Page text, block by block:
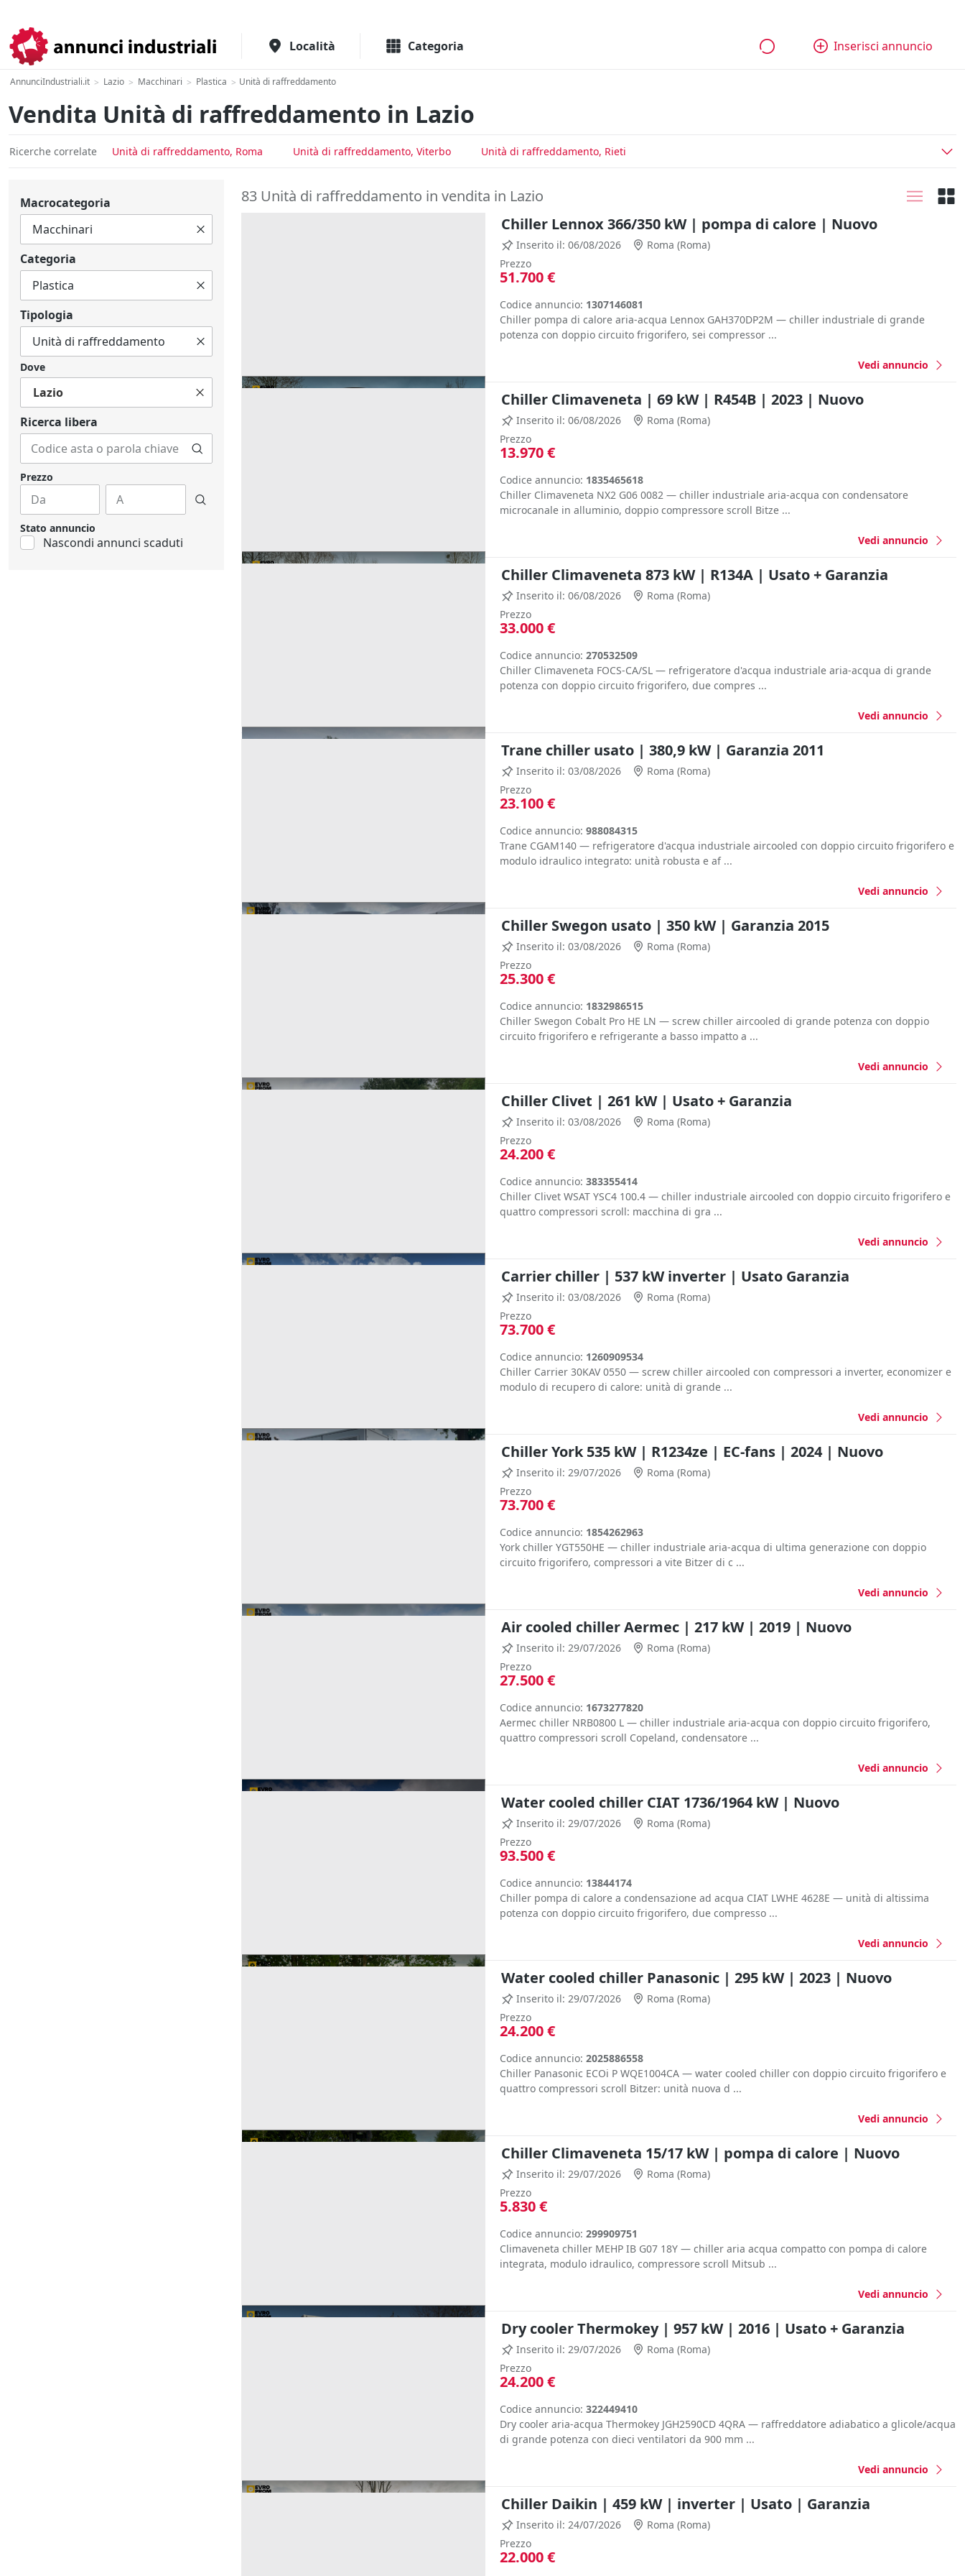
Località Categoria Inserisci annuncio
AnnunciIndustriali.it > Lazio > Macchinari > Plastica > Unità di raffreddamento
Vendita Unità di raffreddamento in Lazio
Ricerche correlate Unità di raffreddamento, Roma Unità di raffreddamento, Viterbo Unità di raffreddamento, Rieti
Macrocategoria
Categoria
Tipologia
Dove
Lazio
Ricerca libera
Prezzo
Stato annuncio
Nascondi annunci scaduti
83 Unità di raffreddamento in vendita in Lazio
Chiller Lennox 366/350 kW | pompa di calore | Nuovo
Inserito il: 06/08/2026 Roma (Roma)
Prezzo
51.700 €
Codice annuncio: 1307146081
Chiller pompa di calore aria-acqua Lennox GAH370DP2M — chiller industriale di grande
potenza con doppio circuito frigorifero, sei compressor ...
Vedi annuncio
Chiller Climaveneta | 69 kW | R454B | 2023 | Nuovo
Inserito il: 06/08/2026 Roma (Roma)
Prezzo
13.970 €
Codice annuncio: 1835465618
Chiller Climaveneta NX2 G06 0082 — chiller industriale aria-acqua con condensatore
microcanale in alluminio, doppio compressore scroll Bitze ...
Vedi annuncio
Chiller Climaveneta 873 kW | R134A | Usato + Garanzia
Inserito il: 06/08/2026 Roma (Roma)
Prezzo
33.000 €
Codice annuncio: 270532509
Chiller Climaveneta FOCS-CA/SL — refrigeratore d'acqua industriale aria-acqua di grande
potenza con doppio circuito frigorifero, due compres ...
Vedi annuncio
Trane chiller usato | 380,9 kW | Garanzia 2011
Inserito il: 03/08/2026 Roma (Roma)
Prezzo
23.100 €
Codice annuncio: 988084315
Trane CGAM140 — refrigeratore d'acqua industriale aircooled con doppio circuito frigorifero e
modulo idraulico integrato: unità robusta e af ...
Vedi annuncio
Chiller Swegon usato | 350 kW | Garanzia 2015
Inserito il: 03/08/2026 Roma (Roma)
Prezzo
25.300 €
Codice annuncio: 1832986515
Chiller Swegon Cobalt Pro HE LN — screw chiller aircooled di grande potenza con doppio
circuito frigorifero e refrigerante a basso impatto a ...
Vedi annuncio
Chiller Clivet | 261 kW | Usato + Garanzia
Inserito il: 03/08/2026 Roma (Roma)
Prezzo
24.200 €
Codice annuncio: 383355414
Chiller Clivet WSAT YSC4 100.4 — chiller industriale aircooled con doppio circuito frigorifero e
quattro compressori scroll: macchina di gra ...
Vedi annuncio
Carrier chiller | 537 kW inverter | Usato Garanzia
Inserito il: 03/08/2026 Roma (Roma)
Prezzo
73.700 €
Codice annuncio: 1260909534
Chiller Carrier 30KAV 0550 — screw chiller aircooled con compressori a inverter, economizer e
modulo di recupero di calore: unità di grande ...
Vedi annuncio
Chiller York 535 kW | R1234ze | EC-fans | 2024 | Nuovo
Inserito il: 29/07/2026 Roma (Roma)
Prezzo
73.700 €
Codice annuncio: 1854262963
York chiller YGT550HE — chiller industriale aria-acqua di ultima generazione con doppio
circuito frigorifero, compressori a vite Bitzer di c ...
Vedi annuncio
Air cooled chiller Aermec | 217 kW | 2019 | Nuovo
Inserito il: 29/07/2026 Roma (Roma)
Prezzo
27.500 €
Codice annuncio: 1673277820
Aermec chiller NRB0800 L — chiller industriale aria-acqua con doppio circuito frigorifero,
quattro compressori scroll Copeland, condensatore ...
Vedi annuncio
Water cooled chiller CIAT 1736/1964 kW | Nuovo
Inserito il: 29/07/2026 Roma (Roma)
Prezzo
93.500 €
Codice annuncio: 13844174
Chiller pompa di calore a condensazione ad acqua CIAT LWHE 4628E — unità di altissima
potenza con doppio circuito frigorifero, due compresso ...
Vedi annuncio
Water cooled chiller Panasonic | 295 kW | 2023 | Nuovo
Inserito il: 29/07/2026 Roma (Roma)
Prezzo
24.200 €
Codice annuncio: 2025886558
Chiller Panasonic ECOi P WQE1004CA — water cooled chiller con doppio circuito frigorifero e
quattro compressori scroll Bitzer: unità nuova d ...
Vedi annuncio
Chiller Climaveneta 15/17 kW | pompa di calore | Nuovo
Inserito il: 29/07/2026 Roma (Roma)
Prezzo
5.830 €
Codice annuncio: 299909751
Climaveneta chiller MEHP IB G07 18Y — chiller aria acqua compatto con pompa di calore
integrata, modulo idraulico, compressore scroll Mitsub ...
Vedi annuncio
Dry cooler Thermokey | 957 kW | 2016 | Usato + Garanzia
Inserito il: 29/07/2026 Roma (Roma)
Prezzo
24.200 €
Codice annuncio: 322449410
Dry cooler aria-acqua Thermokey JGH2590CD 4QRA — raffreddatore adiabatico a glicole/acqua
di grande potenza con dieci ventilatori da 900 mm ...
Vedi annuncio
Chiller Daikin | 459 kW | inverter | Usato | Garanzia
Inserito il: 24/07/2026 Roma (Roma)
Prezzo
22.000 €